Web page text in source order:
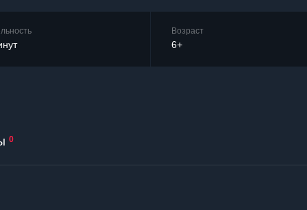
Возраст
6+
0